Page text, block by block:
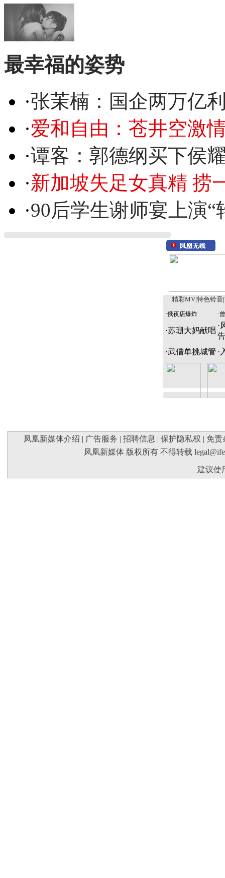
最幸福的姿势
·张茉楠：国企两万亿
·爱和自由：苍井空激
·谭客：郭德纲买下侯
·新加坡失足女真精 捞
·90后学生谢师宴上演“
精彩MV 特色铃音
·俄夜店爆炸 ·
·苏珊大妈献唱
·
告
·武僧单挑城管 ·
凤凰新媒体介绍 | 广告服务 | 招聘信息 | 保护隐私权 | 免责
凤凰新媒体 版权所有 不得转载
建议使